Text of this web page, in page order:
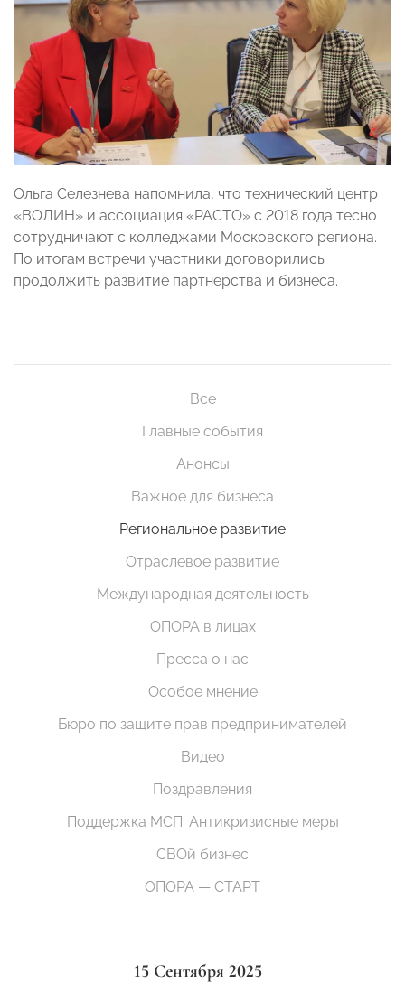
Ольга Селезнева напомнила, что технический центр
«ВОЛИН» и ассоциация «РАСТО» с 2018 года тесно
сотрудничают с колледжами Московского региона.
По итогам встречи участники договорились
продолжить развитие партнерства и бизнеса.
Все
Главные события
Анонсы
Важное для бизнеса
Региональное развитие
Отраслевое развитие
Международная деятельность
ОПОРА в лицах
Пресса о нас
Особое мнение
Бюро по защите прав предпринимателей
Видео
Поздравления
Поддержка МСП. Антикризисные меры
СВОй бизнес
ОПОРА — СТАРТ
15 Сентября 2025